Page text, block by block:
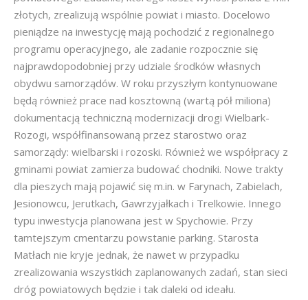
złotych, zrealizują wspólnie powiat i miasto. Docelowo
pieniądze na inwestycję mają pochodzić z regionalnego
programu operacyjnego, ale zadanie rozpocznie się
najprawdopodobniej przy udziale środków własnych
obydwu samorządów. W roku przyszłym kontynuowane
będą również prace nad kosztowną (wartą pół miliona)
dokumentacją techniczną modernizacji drogi Wielbark-
Rozogi, współfinansowaną przez starostwo oraz
samorządy: wielbarski i rozoski. Również we współpracy z
gminami powiat zamierza budować chodniki. Nowe trakty
dla pieszych mają pojawić się m.in. w Farynach, Zabielach,
Jesionowcu, Jerutkach, Gawrzyjałkach i Trelkowie. Innego
typu inwestycja planowana jest w Spychowie. Przy
tamtejszym cmentarzu powstanie parking. Starosta
Matłach nie kryje jednak, że nawet w przypadku
zrealizowania wszystkich zaplanowanych zadań, stan sieci
dróg powiatowych będzie i tak daleki od ideału.